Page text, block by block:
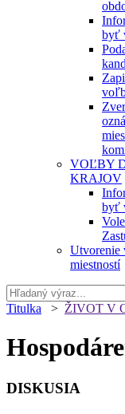
byť
VOĽBY
KRAJOV
byť
Utvorenie
miestností
Titulka > ŽIVOT V
DISKUSIA